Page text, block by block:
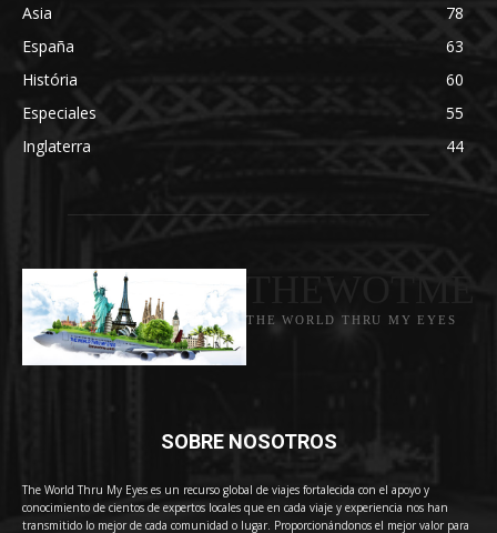
Asia
78
España
63
História
60
Especiales
55
Inglaterra
44
THE WORLD THRU MY EYES
SOBRE NOSOTROS
The World Thru My Eyes es un recurso global de viajes fortalecida con el apoyo y
conocimiento de cientos de expertos locales que en cada viaje y experiencia nos han
transmitido lo mejor de cada comunidad o lugar. Proporcionándonos el mejor valor para